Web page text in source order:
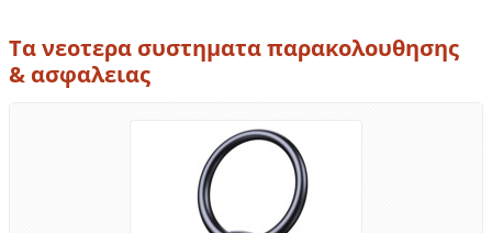
Τα νεοτερα συστηματα παρακολουθησης
& ασφαλειας